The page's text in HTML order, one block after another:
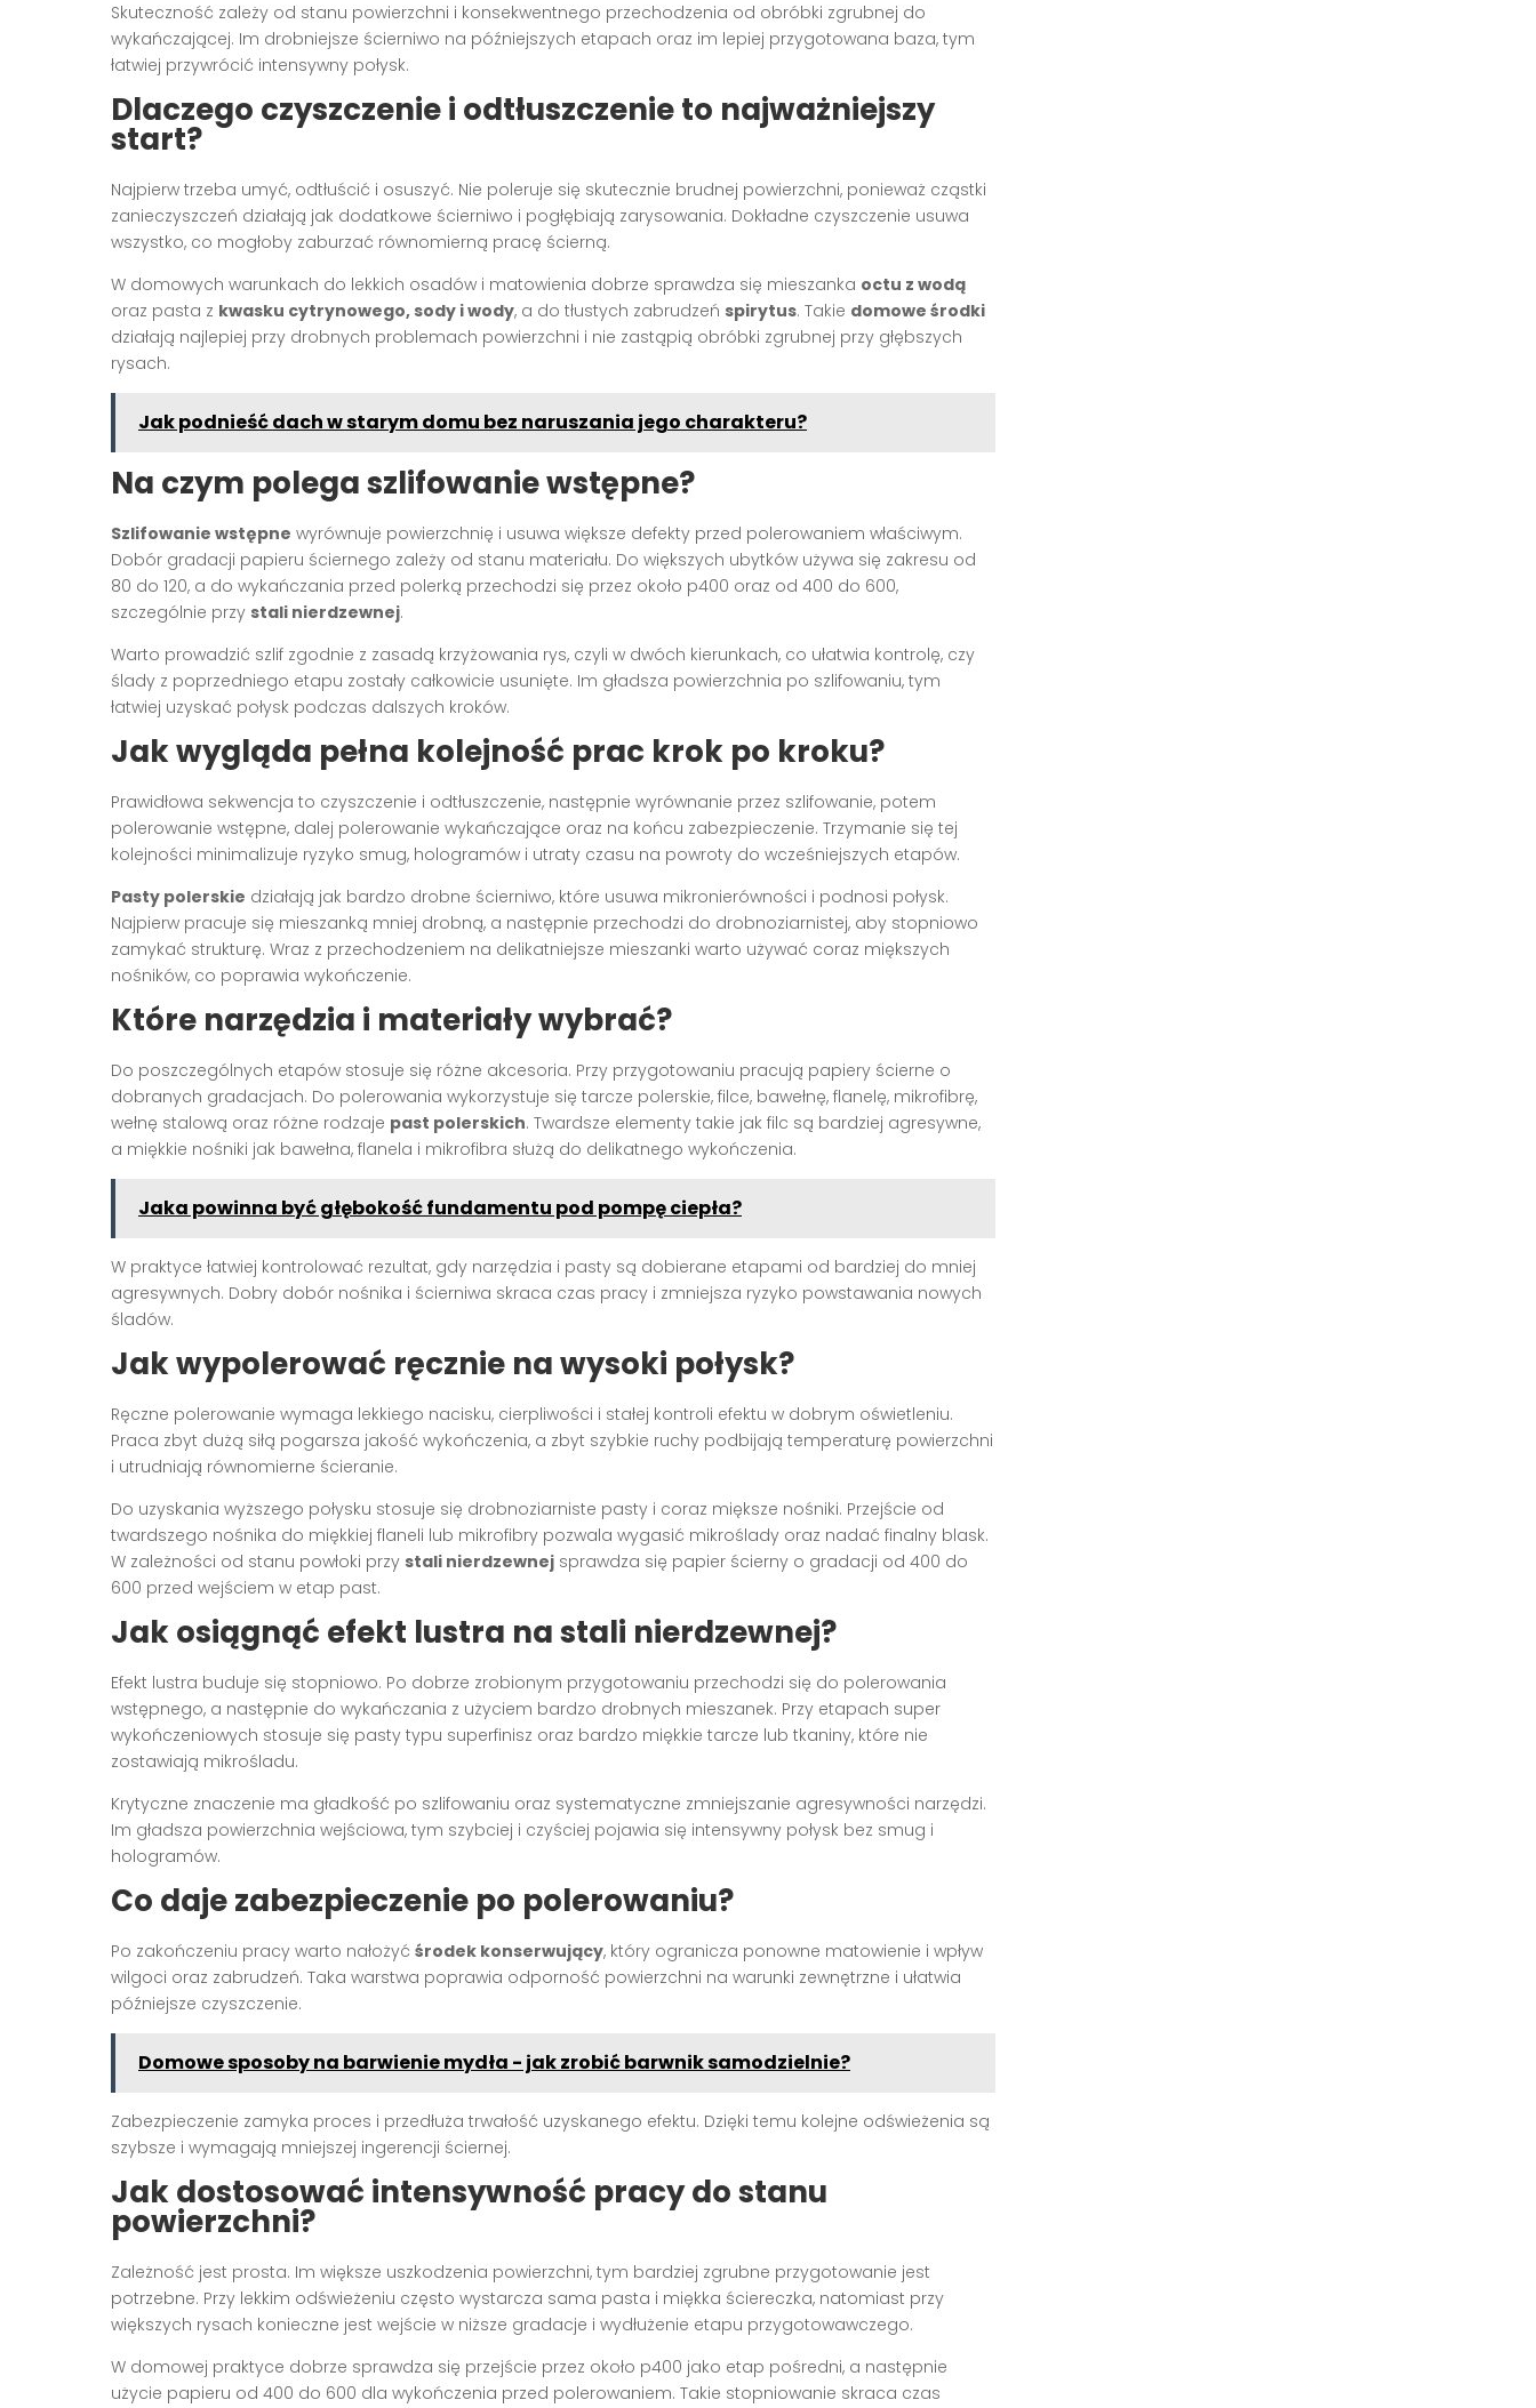
Skuteczność zależy od stanu powierzchni i konsekwentnego przechodzenia od obróbki zgrubnej do
wykańczającej. Im drobniejsze ścierniwo na późniejszych etapach oraz im lepiej przygotowana baza, tym
łatwiej przywrócić intensywny połysk.
Dlaczego czyszczenie i odtłuszczenie to najważniejszy
start?
Najpierw trzeba umyć, odtłuścić i osuszyć. Nie poleruje się skutecznie brudnej powierzchni, ponieważ cząstki
zanieczyszczeń działają jak dodatkowe ścierniwo i pogłębiają zarysowania. Dokładne czyszczenie usuwa
wszystko, co mogłoby zaburzać równomierną pracę ścierną.
W domowych warunkach do lekkich osadów i matowienia dobrze sprawdza się mieszanka octu z wodą
oraz pasta z kwasku cytrynowego, sody i wody, a do tłustych zabrudzeń spirytus. Takie domowe środki
działają najlepiej przy drobnych problemach powierzchni i nie zastąpią obróbki zgrubnej przy głębszych
rysach.
Jak podnieść dach w starym domu bez naruszania jego charakteru?
Na czym polega szlifowanie wstępne?
Szlifowanie wstępne wyrównuje powierzchnię i usuwa większe defekty przed polerowaniem właściwym.
Dobór gradacji papieru ściernego zależy od stanu materiału. Do większych ubytków używa się zakresu od
80 do 120, a do wykańczania przed polerką przechodzi się przez około p400 oraz od 400 do 600,
szczególnie przy stali nierdzewnej.
Warto prowadzić szlif zgodnie z zasadą krzyżowania rys, czyli w dwóch kierunkach, co ułatwia kontrolę, czy
ślady z poprzedniego etapu zostały całkowicie usunięte. Im gładsza powierzchnia po szlifowaniu, tym
łatwiej uzyskać połysk podczas dalszych kroków.
Jak wygląda pełna kolejność prac krok po kroku?
Prawidłowa sekwencja to czyszczenie i odtłuszczenie, następnie wyrównanie przez szlifowanie, potem
polerowanie wstępne, dalej polerowanie wykańczające oraz na końcu zabezpieczenie. Trzymanie się tej
kolejności minimalizuje ryzyko smug, hologramów i utraty czasu na powroty do wcześniejszych etapów.
Pasty polerskie działają jak bardzo drobne ścierniwo, które usuwa mikronierówności i podnosi połysk.
Najpierw pracuje się mieszanką mniej drobną, a następnie przechodzi do drobnoziarnistej, aby stopniowo
zamykać strukturę. Wraz z przechodzeniem na delikatniejsze mieszanki warto używać coraz miększych
nośników, co poprawia wykończenie.
Które narzędzia i materiały wybrać?
Do poszczególnych etapów stosuje się różne akcesoria. Przy przygotowaniu pracują papiery ścierne o
dobranych gradacjach. Do polerowania wykorzystuje się tarcze polerskie, filce, bawełnę, flanelę, mikrofibrę,
wełnę stalową oraz różne rodzaje past polerskich. Twardsze elementy takie jak filc są bardziej agresywne,
a miękkie nośniki jak bawełna, flanela i mikrofibra służą do delikatnego wykończenia.
Jaka powinna być głębokość fundamentu pod pompę ciepła?
W praktyce łatwiej kontrolować rezultat, gdy narzędzia i pasty są dobierane etapami od bardziej do mniej
agresywnych. Dobry dobór nośnika i ścierniwa skraca czas pracy i zmniejsza ryzyko powstawania nowych
śladów.
Jak wypolerować ręcznie na wysoki połysk?
Ręczne polerowanie wymaga lekkiego nacisku, cierpliwości i stałej kontroli efektu w dobrym oświetleniu.
Praca zbyt dużą siłą pogarsza jakość wykończenia, a zbyt szybkie ruchy podbijają temperaturę powierzchni
i utrudniają równomierne ścieranie.
Do uzyskania wyższego połysku stosuje się drobnoziarniste pasty i coraz miększe nośniki. Przejście od
twardszego nośnika do miękkiej flaneli lub mikrofibry pozwala wygasić mikroślady oraz nadać finalny blask.
W zależności od stanu powłoki przy stali nierdzewnej sprawdza się papier ścierny o gradacji od 400 do
600 przed wejściem w etap past.
Jak osiągnąć efekt lustra na stali nierdzewnej?
Efekt lustra buduje się stopniowo. Po dobrze zrobionym przygotowaniu przechodzi się do polerowania
wstępnego, a następnie do wykańczania z użyciem bardzo drobnych mieszanek. Przy etapach super
wykończeniowych stosuje się pasty typu superfinisz oraz bardzo miękkie tarcze lub tkaniny, które nie
zostawiają mikrośladu.
Krytyczne znaczenie ma gładkość po szlifowaniu oraz systematyczne zmniejszanie agresywności narzędzi.
Im gładsza powierzchnia wejściowa, tym szybciej i czyściej pojawia się intensywny połysk bez smug i
hologramów.
Co daje zabezpieczenie po polerowaniu?
Po zakończeniu pracy warto nałożyć środek konserwujący, który ogranicza ponowne matowienie i wpływ
wilgoci oraz zabrudzeń. Taka warstwa poprawia odporność powierzchni na warunki zewnętrzne i ułatwia
późniejsze czyszczenie.
Domowe sposoby na barwienie mydła - jak zrobić barwnik samodzielnie?
Zabezpieczenie zamyka proces i przedłuża trwałość uzyskanego efektu. Dzięki temu kolejne odświeżenia są
szybsze i wymagają mniejszej ingerencji ściernej.
Jak dostosować intensywność pracy do stanu
powierzchni?
Zależność jest prosta. Im większe uszkodzenia powierzchni, tym bardziej zgrubne przygotowanie jest
potrzebne. Przy lekkim odświeżeniu często wystarcza sama pasta i miękka ściereczka, natomiast przy
większych rysach konieczne jest wejście w niższe gradacje i wydłużenie etapu przygotowawczego.
W domowej praktyce dobrze sprawdza się przejście przez około p400 jako etap pośredni, a następnie
użycie papieru od 400 do 600 dla wykończenia przed polerowaniem. Takie stopniowanie skraca czas